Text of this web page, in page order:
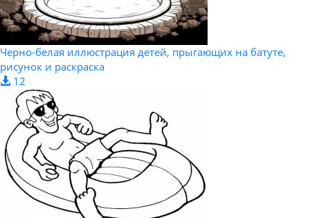
Черно-белая иллюстрация детей, прыгающих на батуте,
рисунок и раскраска
12